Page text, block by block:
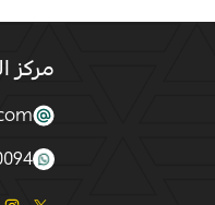
مركز